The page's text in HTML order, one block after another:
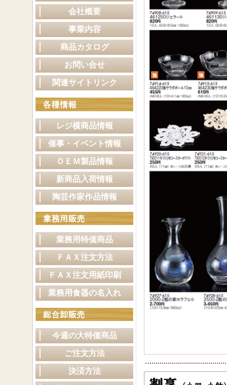
会社概要
事業内容
商品カタログ
お問い合せ
関連サイトリンク
レジ横商品情報
催事・イベント情報
ＯＥＭ製品情報
新商品入荷情報
陶芸作家作品情報
業務用特価商品
ＦＡＸ注文方法
ＦＡＸ注文用紙印刷
業務用食器の名入れ
今週の大特価商品
ご注文方法
決済方法